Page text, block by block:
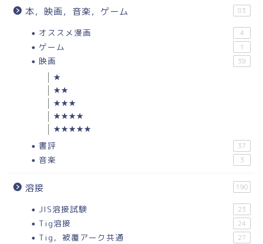
本，映画，音楽，ゲーム 83
オススメ漫画 4
ゲーム 1
映画 39
★
★★
★★★
★★★★
★★★★★
書評 37
音楽 3
溶接 190
JIS溶接試験 23
Tig溶接 24
Tig，被覆アーク共通 27